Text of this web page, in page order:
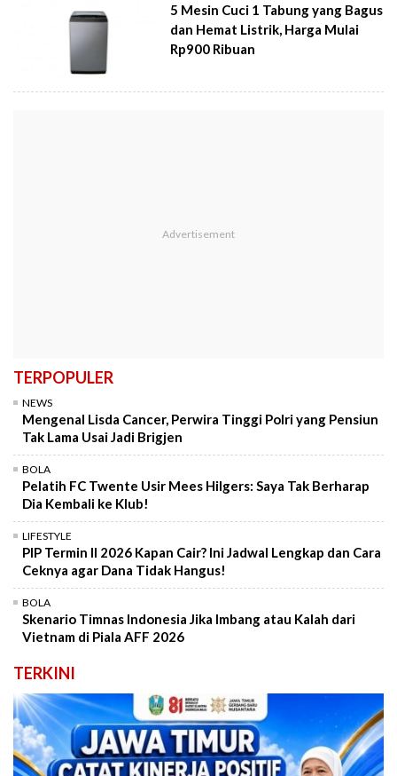
5 Mesin Cuci 1 Tabung yang Bagus
dan Hemat Listrik, Harga Mulai
Rp900 Ribuan
TERPOPULER
NEWS
Mengenal Lisda Cancer, Perwira Tinggi Polri yang Pensiun
Tak Lama Usai Jadi Brigjen
BOLA
Pelatih FC Twente Usir Mees Hilgers: Saya Tak Berharap
Dia Kembali ke Klub!
LIFESTYLE
PIP Termin II 2026 Kapan Cair? Ini Jadwal Lengkap dan Cara
Ceknya agar Dana Tidak Hangus!
BOLA
Skenario Timnas Indonesia Jika Imbang atau Kalah dari
Vietnam di Piala AFF 2026
TERKINI